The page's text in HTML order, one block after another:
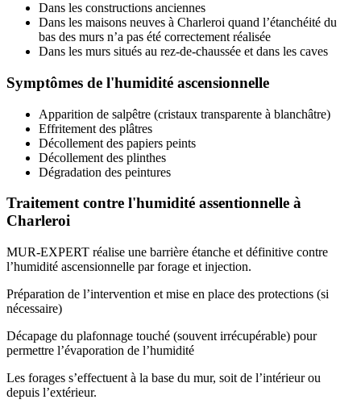
Dans les constructions anciennes
Dans les maisons neuves à Charleroi quand l’étanchéité du
bas des murs n’a pas été correctement réalisée
Dans les murs situés au rez-de-chaussée et dans les caves
Symptômes de l'humidité ascensionnelle
Apparition de salpêtre (cristaux transparente à blanchâtre)
Effritement des plâtres
Décollement des papiers peints
Décollement des plinthes
Dégradation des peintures
Traitement contre l'humidité assentionnelle à
Charleroi
MUR-EXPERT réalise une barrière étanche et définitive contre
l’humidité ascensionnelle par forage et injection.
Préparation de l’intervention et mise en place des protections (si
nécessaire)
Décapage du plafonnage touché (souvent irrécupérable) pour
permettre l’évaporation de l’humidité
Les forages s’effectuent à la base du mur, soit de l’intérieur ou
depuis l’extérieur.